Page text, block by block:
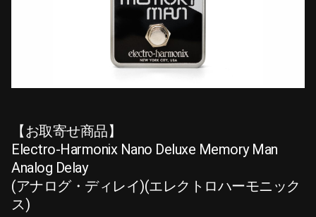
【お取寄せ商品】
Electro-Harmonix Nano Deluxe Memory Man
Analog Delay
(アナログ・ディレイ)(エレクトロハーモニック
ス)